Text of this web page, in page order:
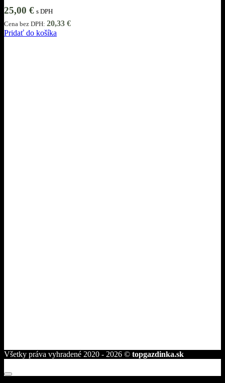
25,00 € s DPH
Cena bez DPH: 20,33 €
Pridať do košíka
Všetky práva vyhradené 2020 - 2026 © topgazdinka.sk